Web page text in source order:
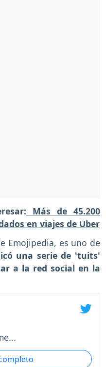
Más de 45.200
en viajes de Uber
Emojipedia, es uno de
una serie de 'tuits'
a la red social en la